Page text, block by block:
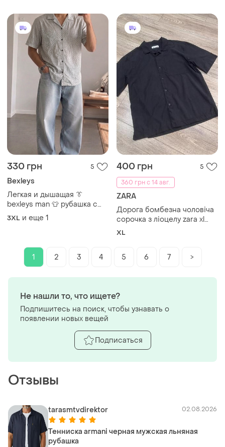
330 грн 5
Bexleys
Легкая и дышащая 👔
bexleys man 👕 рубашка с
коротким рукавом батал
3xl-4xl 🌿 летняя мужская
3XL и еще 1
400 грн
5
360 грн с 14 авг.
ZARA
Дорога бомбезна чоловіча
сорочка з ліоцелу zara xl
розміру
XL
1 2 3 4 5 6 7 >
Отзывы
tarasmtvdirektor 02.08.2026
Тенниска armani черная мужская льняная
рубашка
Не нашли то, что ищете?
Подпишитесь на поиск, чтобы узнавать о
появлении новых вещей
Подписаться